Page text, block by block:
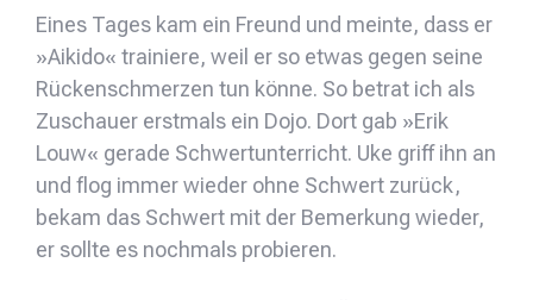
Eines Tages kam ein Freund und meinte, dass er
»Aikido« trainiere, weil er so etwas gegen seine
Rückenschmerzen tun könne. So betrat ich als
Zuschauer erstmals ein Dojo. Dort gab »Erik
Louw« gerade Schwertunterricht. Uke griff ihn an
und flog immer wieder ohne Schwert zurück,
bekam das Schwert mit der Bemerkung wieder,
er sollte es nochmals probieren.